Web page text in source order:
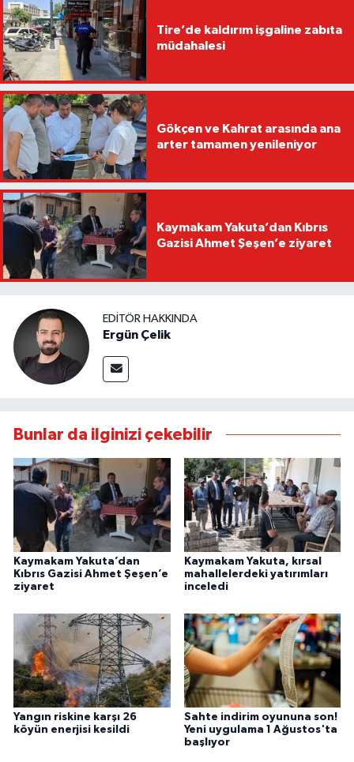
Tire’de kaldırım işgaline zabıta
müdahalesi
Gökçen ve Kahrat arasında ana
arter tamamen yenileniyor
Kaymakam Yakuta’dan Kıbrıs
Gazisi Ahmet Şeşen’e ziyaret
EDITÖR HAKKINDA
Ergün Çelik
Bunlar da ilginizi çekebilir
Kaymakam Yakuta’dan
Kıbrıs Gazisi Ahmet Şeşen’e
ziyaret
Kaymakam Yakuta, kırsal
mahallelerdeki yatırımları
inceledi
Yangın riskine karşı 26
köyün enerjisi kesildi
Sahte indirim oyununa son!
Yeni uygulama 1 Ağustos'ta
başlıyor